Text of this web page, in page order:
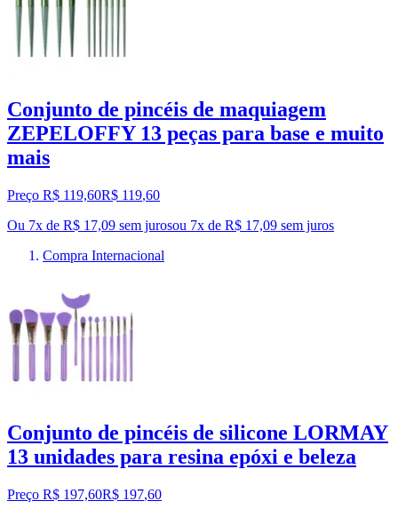
Conjunto de pincéis de maquiagem
ZEPELOFFY 13 peças para base e muito
mais
Preço R$ 119,60R$ 119,60
Ou 7x de R$ 17,09 sem jurosou 7x de R$ 17,09 sem juros
Compra Internacional
Conjunto de pincéis de silicone LORMAY
13 unidades para resina epóxi e beleza
Preço R$ 197,60R$ 197,60